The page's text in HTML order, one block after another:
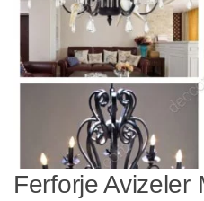
Ferforje Avizeler